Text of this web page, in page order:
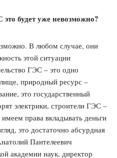
будет уже невозможно?
В любом случае, они
этой ситуации
ГЭС – это одно
природный ресурс –
это государственный
электрики, строители ГЭС –
права вкладывать деньги
это достаточно абсурдная
Пантелеевич
академии наук, директор